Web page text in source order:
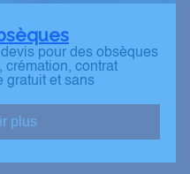
pour des obsèques
crémation, contrat
et sans
plus